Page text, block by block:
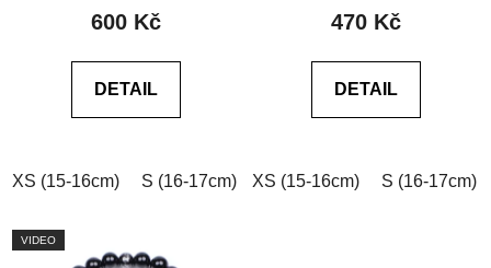
600 Kč
DETAIL
XS (15-16cm) S (16-17cm) M (17-18cm) L (18-19cm)
produktu
z
470 Kč
DETAIL
XS (15-16cm) S (16-17cm)
VIDEO